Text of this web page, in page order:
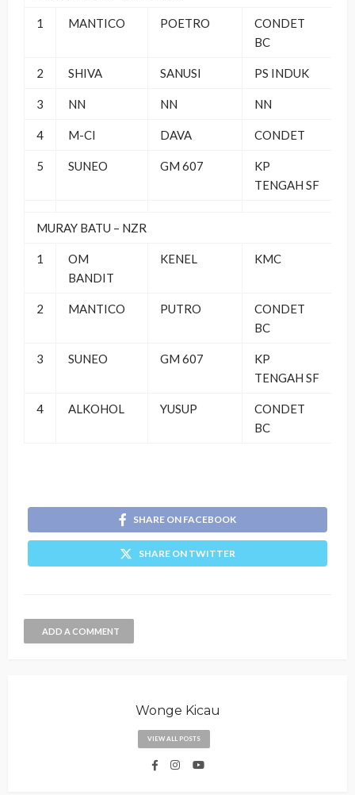
1 MANTICO POETRO
CONDET
BC
2 SHIVA SANUSI PS INDUK
3 NN NN NN
4 M-CI DAVA CONDET
5 SUNEO GM 607
KP
TENGAH SF
MURAY BATU – NZR
1
OM
BANDIT
KENEL KMC
2 MANTICO PUTRO
CONDET
BC
3 SUNEO GM 607
KP
TENGAH SF
4 ALKOHOL YUSUP
CONDET
BC
SHARE ON FACEBOOK
SHARE ON TWITTER
ADD A COMMENT
Wonge Kicau
VIEW ALL POSTS